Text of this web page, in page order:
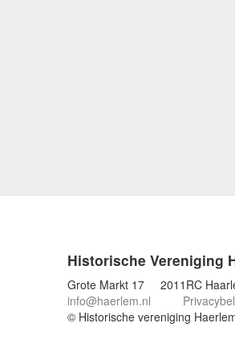
Historische Vereniging
Grote Markt 17 2011RC
info@haerlem.nl
© Historische vereniging